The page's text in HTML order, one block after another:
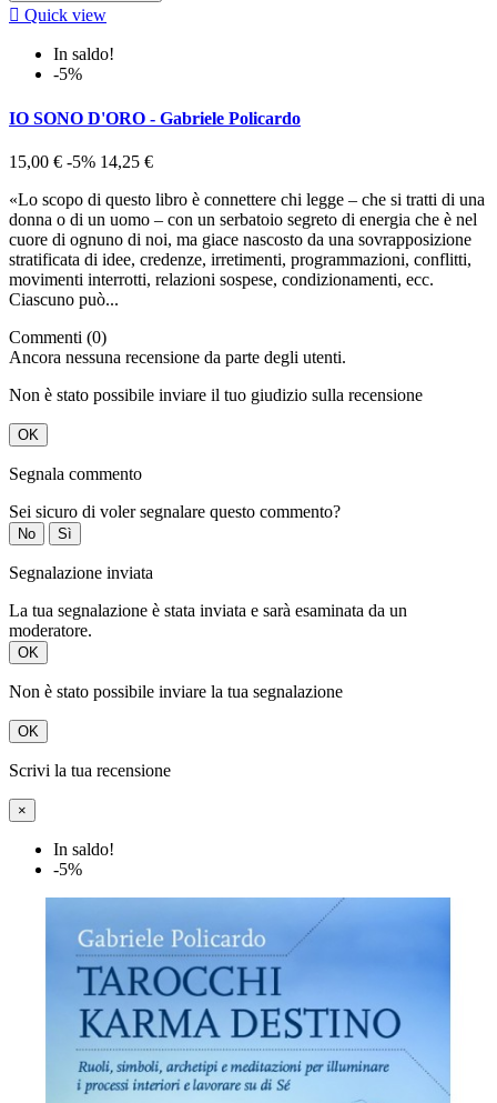
 Quick view
In saldo!
-5%
IO SONO D'ORO - Gabriele Policardo
15,00 € -5% 14,25 €
«Lo scopo di questo libro è connettere chi legge – che si tratti di una
donna o di un uomo – con un serbatoio segreto di energia che è nel
cuore di ognuno di noi, ma giace nascosto da una sovrapposizione
stratificata di idee, credenze, irretimenti, programmazioni, conflitti,
movimenti interrotti, relazioni sospese, condizionamenti, ecc.
Ciascuno può...
Commenti (0)
Ancora nessuna recensione da parte degli utenti.
Non è stato possibile inviare il tuo giudizio sulla recensione
OK
Segnala commento
Sei sicuro di voler segnalare questo commento?
No Sì
Segnalazione inviata
La tua segnalazione è stata inviata e sarà esaminata da un
moderatore.
OK
Non è stato possibile inviare la tua segnalazione
OK
Scrivi la tua recensione
×
In saldo!
-5%